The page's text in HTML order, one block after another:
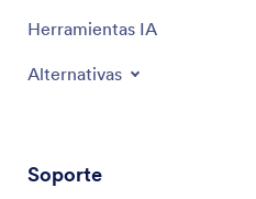
Herramientas IA
Alternativas
Soporte